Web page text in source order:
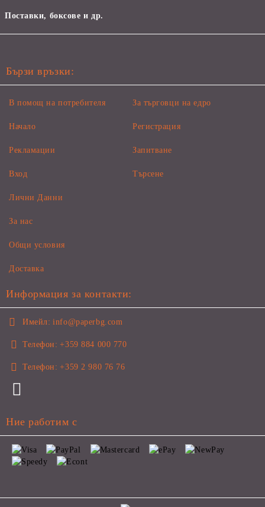
Поставки, боксове и др.
Бързи връзки:
В помощ на потребителя
Начало
Рекламации
Вход
За търговци на едро
Регистрация
Запитване
Търсене
Лични Данни
За нас
Общи условия
Доставка
Информация за контакти:
Имейл: info@paperbg.com
Телефон: +359 884 000 770
Телефон: +359 2 980 76 76
Ние работим с